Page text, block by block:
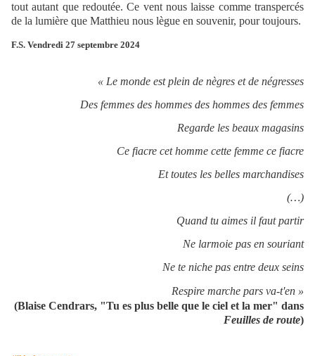
tout autant que redoutée. Ce vent nous laisse comme transpercés
de la lumière que Matthieu nous lègue en souvenir, pour toujours.
F.S. Vendredi 27 septembre 2024
« Le monde est plein de nègres et de négresses
Des femmes des hommes des hommes des femmes
Regarde les beaux magasins
Ce fiacre cet homme cette femme ce fiacre
Et toutes les belles marchandises
(…)
Quand tu aimes il faut partir
Ne larmoie pas en souriant
Ne te niche pas entre deux seins
Respire marche pars va-t'en »
(Blaise Cendrars, "Tu es plus belle que le ciel et la mer" dans
Feuilles de route)